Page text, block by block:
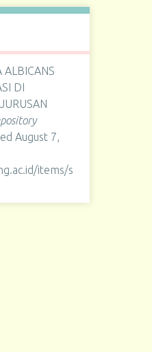
ALBICANS
DI
August 7,
items/s